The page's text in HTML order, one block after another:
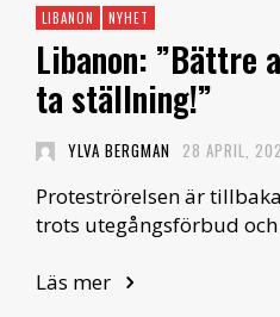
LIBANON NYHET
Libanon: ”Bättre
ta ställning!”
YLVA BERGMAN 28 APRIL,
Proteströrelsen är
trots utegångsförbud
Läs mer